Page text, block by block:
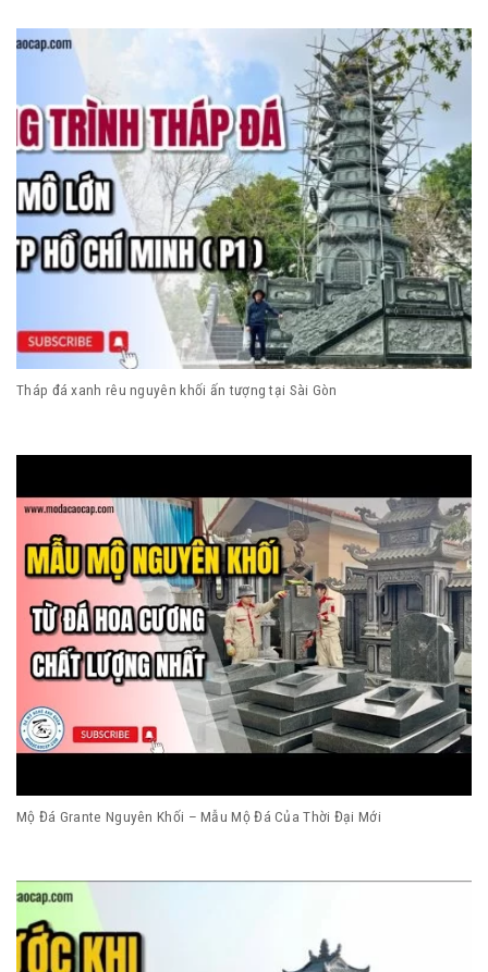
Tháp đá xanh rêu nguyên khối ấn tượng tại Sài Gòn
Mộ Đá Grante Nguyên Khối – Mẫu Mộ Đá Của Thời Đại Mới